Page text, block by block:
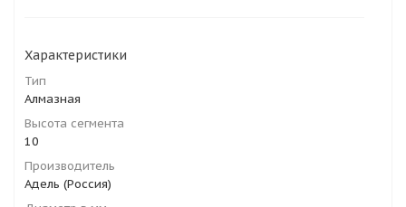
Характеристики
Тип
Алмазная
Высота сегмента
10
Производитель
Адель (Россия)